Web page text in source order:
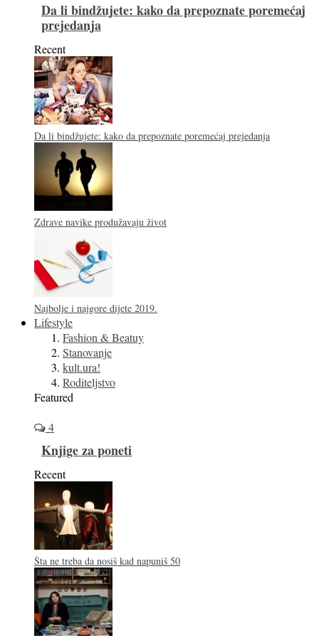
Da li bindžujete: kako da prepoznate poremećaj
prejedanja
Recent
Da li bindžujete: kako da prepoznate poremećaj prejedanja
Zdrave navike produžavaju život
Najbolje i najgore dijete 2019.
Lifestyle
Fashion & Beatuy
Stanovanje
kult.ura!
Roditeljstvo
Featured
4
Knjige za poneti
Recent
Šta ne treba da nosiš kad napuniš 50